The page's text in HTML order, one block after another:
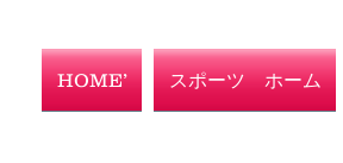
HOME’ スポーツ ホーム